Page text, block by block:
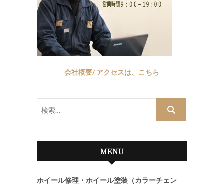
会社概要/ アクセスは、こちら
MENU
ホイール修理・ホイール塗装（カラーチェン